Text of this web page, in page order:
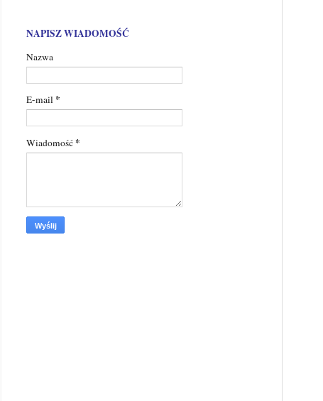
NAPISZ WIADOMOŚĆ
Nazwa
E-mail*
Wiadomość*